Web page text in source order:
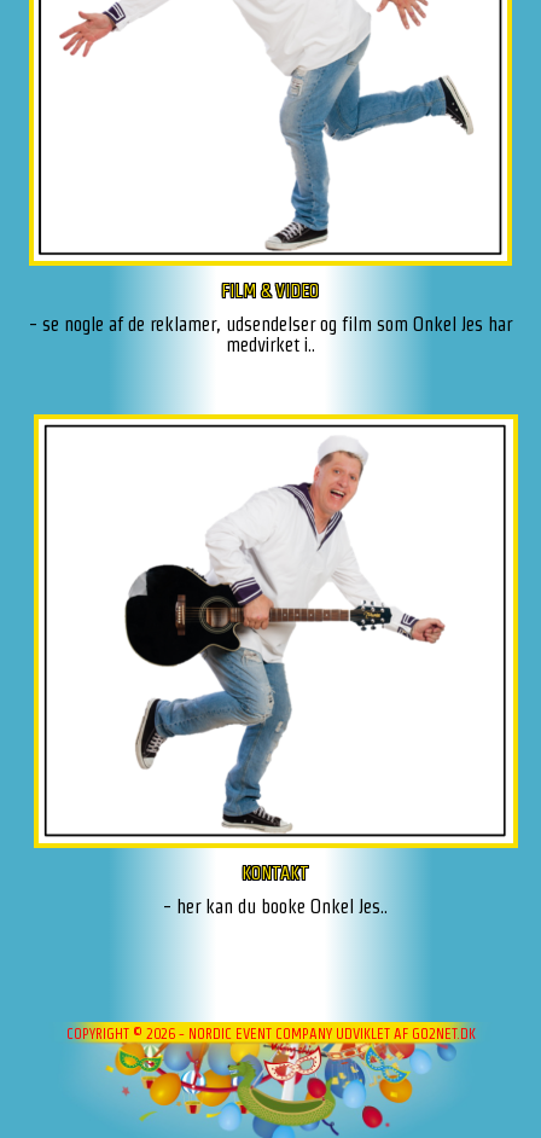
FILM & VIDEO
- se nogle af de reklamer, udsendelser og film som Onkel Jes har
medvirket i..
KONTAKT
- her kan du booke Onkel Jes..
COPYRIGHT © 2026 - NORDIC EVENT COMPANY UDVIKLET AF GO2NET.DK